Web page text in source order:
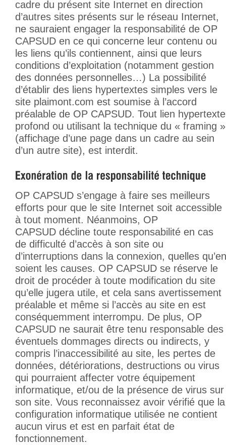
cadre du présent site Internet en direction
d’autres sites présents sur le réseau Internet,
ne sauraient engager la responsabilité de OP
CAPSUD en ce qui concerne leur contenu ou
les liens qu’ils contiennent, ainsi que leurs
conditions d’exploitation (notamment gestion
des données personnelles…) La possibilité
d’établir des liens hypertextes simples vers le
site plaimont.com est soumise à l’accord
préalable de OP CAPSUD. Tout lien hypertexte
profond ou utilisant la technique du « framing »
(affichage d’une page dans un cadre au sein
d’un autre site), est interdit.
OP CAPSUD s’engage à faire ses meilleurs
efforts pour que le site Internet soit accessible
à tout moment. Néanmoins, OP
CAPSUD décline toute responsabilité en cas
de difficulté d’accès à son site ou
d’interruptions dans la connexion, quelles qu’en
soient les causes. OP CAPSUD se réserve le
droit de procéder à toute modification du site
qu’elle jugera utile, et cela sans avertissement
préalable et même si l’accès au site en est
conséquemment interrompu. De plus, OP
CAPSUD ne saurait être tenu responsable des
éventuels dommages directs ou indirects, y
compris l’inaccessibilité au site, les pertes de
données, détériorations, destructions ou virus
qui pourraient affecter votre équipement
informatique, et/ou de la présence de virus sur
son site. Vous reconnaissez avoir vérifié que la
configuration informatique utilisée ne contient
aucun virus et est en parfait état de
fonctionnement.